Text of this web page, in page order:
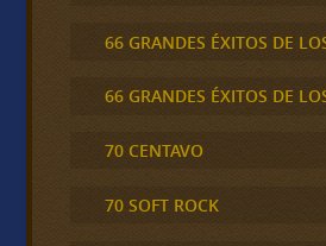
66 GRANDES ÉXITOS DE
66 GRANDES ÉXITOS DE
70 CENTAVO
70 SOFT ROCK